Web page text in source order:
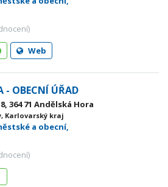
Web
- OBECNÍ ÚŘAD
364 71 Andělská Hora
Karlovarský kraj
a obecní,